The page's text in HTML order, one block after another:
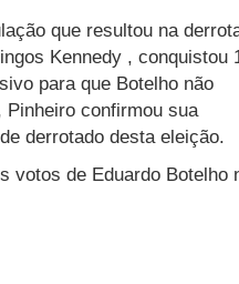
que resultou na
Kennedy , conquistou
para que Botelho não
confirmou sua
derrotado desta eleição.
votos de Eduardo Botelho